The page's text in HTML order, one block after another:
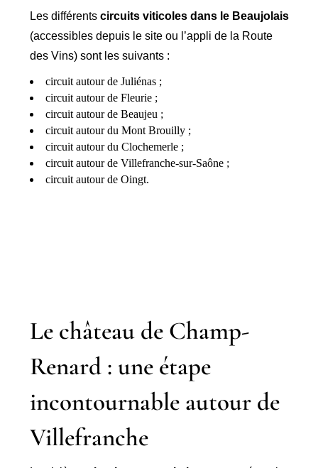
Les différents circuits viticoles dans le Beaujolais
(accessibles depuis le site ou l’appli de la Route
des Vins) sont les suivants :
circuit autour de Juliénas ;
circuit autour de Fleurie ;
circuit autour de Beaujeu ;
circuit autour du Mont Brouilly ;
circuit autour du Clochemerle ;
circuit autour de Villefranche-sur-Saône ;
circuit autour de Oingt.
Le château de Champ-
Renard : une étape
incontournable autour de
Villefranche